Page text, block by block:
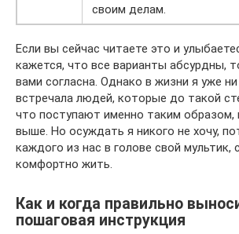
своим делам.
Если вы сейчас читаете это и
кажется, что все варианты абсурдны,
вами согласна. Однако в жизни я уже
встречала людей, которые до такой
что поступают именно таким образом,
выше. Но осуждать я никого не хочу,
каждого из нас в голове свой
комфортно жить.
Как и когда правильно
пошаговая инструкция